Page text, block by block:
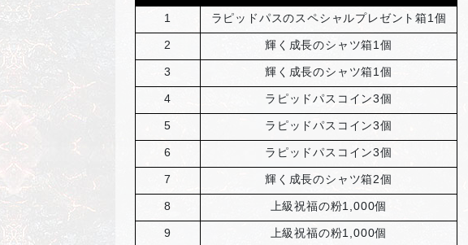
1 ラピッドパスのスペシャルプレゼント箱1個
2 輝く成長のシャツ箱1個
3 輝く成長のシャツ箱1個
4 ラピッドパスコイン3個
5 ラピッドパスコイン3個
6 ラピッドパスコイン3個
7 輝く成長のシャツ箱2個
8 上級祝福の粉1,000個
9 上級祝福の粉1,000個